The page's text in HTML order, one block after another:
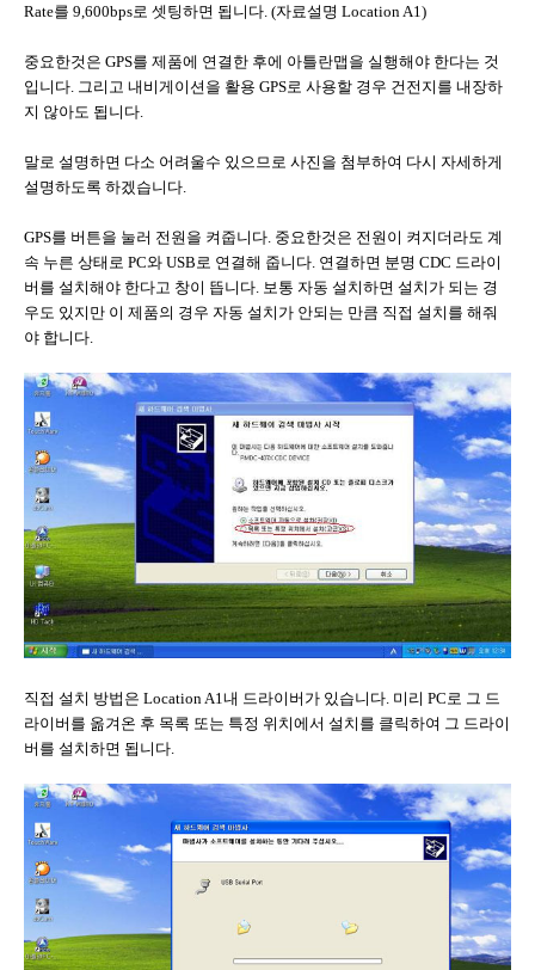
Rate를 9,600bps로 셋팅하면 됩니다. (자료설명 Location A1)
중요한것은 GPS를 제품에 연결한 후에 아틀란맵을 실행해야 한다는 것
입니다. 그리고 내비게이션을 활용 GPS로 사용할 경우 건전지를 내장하
지 않아도 됩니다.
말로 설명하면 다소 어려울수 있으므로 사진을 첨부하여 다시 자세하게
설명하도록 하겠습니다.
GPS를 버튼을 눌러 전원을 켜줍니다. 중요한것은 전원이 켜지더라도 계
속 누른 상태로 PC와 USB로 연결해 줍니다. 연결하면 분명 CDC 드라이
버를 설치해야 한다고 창이 뜹니다. 보통 자동 설치하면 설치가 되는 경
우도 있지만 이 제품의 경우 자동 설치가 안되는 만큼 직접 설치를 해줘
야 합니다.
직접 설치 방법은 Location A1내 드라이버가 있습니다. 미리 PC로 그 드
라이버를 옮겨온 후 목록 또는 특정 위치에서 설치를 클릭하여 그 드라이
버를 설치하면 됩니다.